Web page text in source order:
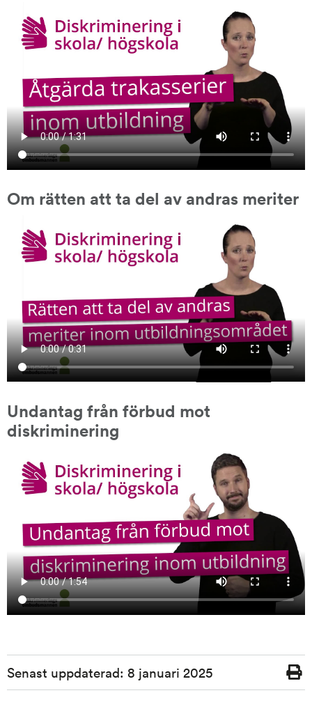
Om rätten att ta del av andras meriter
Undantag från förbud mot
diskriminering
Sidinformation
Senast uppdaterad: 8 januari 2025
Skriv
ut